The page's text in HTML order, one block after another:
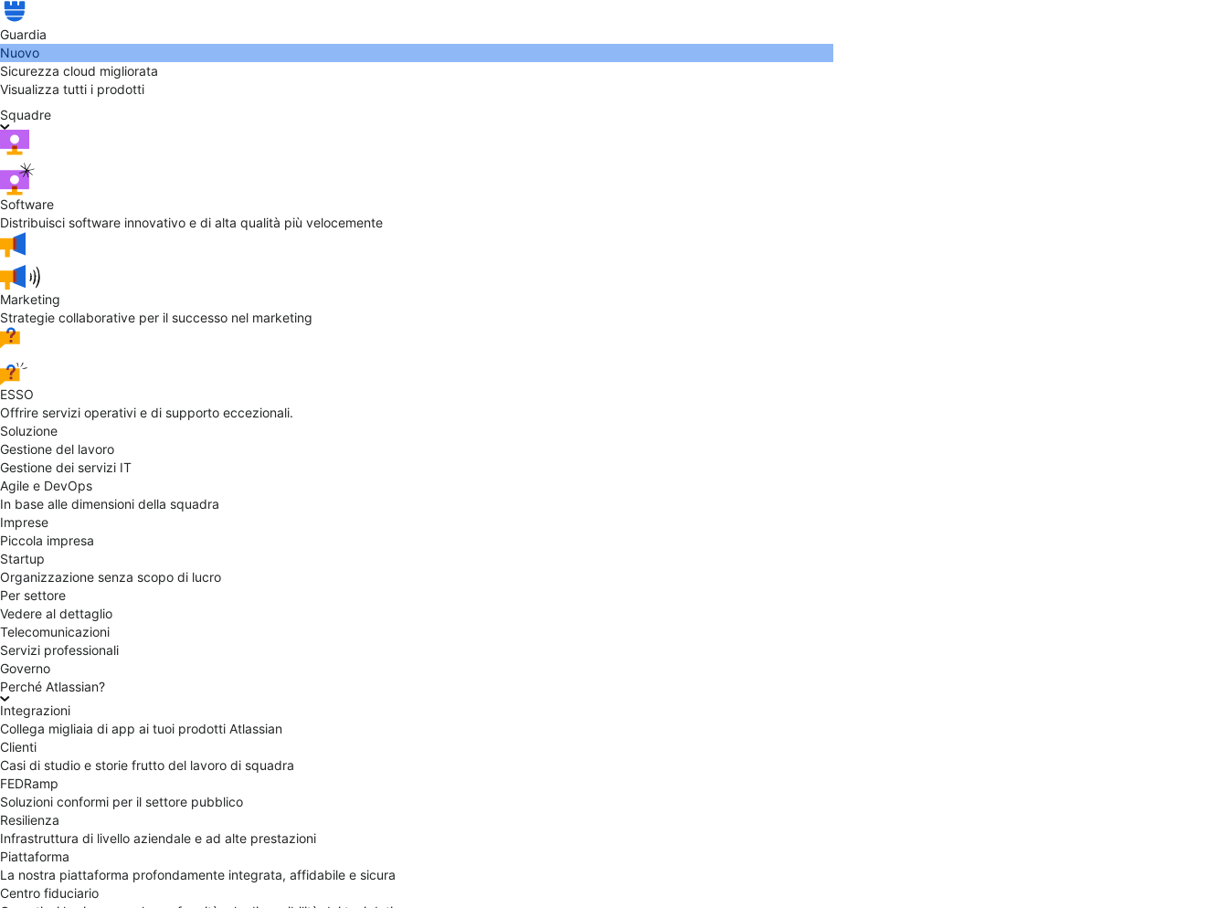
Guardia
Nuovo
Sicurezza cloud migliorata
Visualizza tutti i prodotti
Squadre
Software
Distribuisci software innovativo e di alta qualità più velocemente
Marketing
Strategie collaborative per il successo nel marketing
ESSO
Offrire servizi operativi e di supporto eccezionali.
Soluzione
Gestione del lavoro
Gestione dei servizi IT
Agile e DevOps
In base alle dimensioni della squadra
Imprese
Piccola impresa
Startup
Organizzazione senza scopo di lucro
Per settore
Vedere al dettaglio
Telecomunicazioni
Servizi professionali
Governo
Perché Atlassian?
Integrazioni
Collega migliaia di app ai tuoi prodotti Atlassian
Clienti
Casi di studio e storie frutto del lavoro di squadra
FEDRamp
Soluzioni conformi per il settore pubblico
Resilienza
Infrastruttura di livello aziendale e ad alte prestazioni
Piattaforma
La nostra piattaforma profondamente integrata, affidabile e sicura
Centro fiduciario